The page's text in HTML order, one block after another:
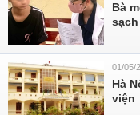
Bà
01/05/
Hà
viện